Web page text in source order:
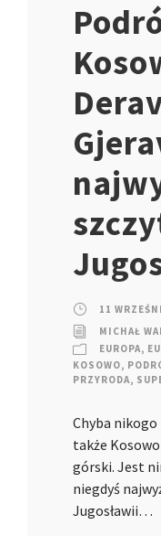
11
MICHAŁ
EUROPA,
KOSOWO,
PRZYRODA,
Chyba nikogo
także
górski. Jest
niegdyś
Jugosławii…